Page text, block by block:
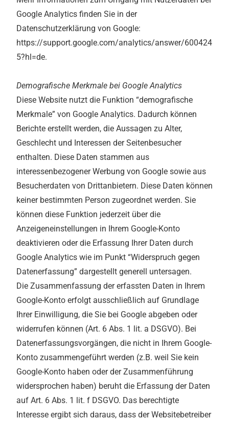
Google Analytics finden Sie in der
Datenschutzerklärung von Google:
https://support.google.com/analytics/answer/600424
5?hl=de.
Demografische Merkmale bei Google Analytics
Diese Website nutzt die Funktion “demografische
Merkmale” von Google Analytics. Dadurch können
Berichte erstellt werden, die Aussagen zu Alter,
Geschlecht und Interessen der Seitenbesucher
enthalten. Diese Daten stammen aus
interessenbezogener Werbung von Google sowie aus
Besucherdaten von Drittanbietern. Diese Daten können
keiner bestimmten Person zugeordnet werden. Sie
können diese Funktion jederzeit über die
Anzeigeneinstellungen in Ihrem Google-Konto
deaktivieren oder die Erfassung Ihrer Daten durch
Google Analytics wie im Punkt “Widerspruch gegen
Datenerfassung” dargestellt generell untersagen.
Die Zusammenfassung der erfassten Daten in Ihrem
Google-Konto erfolgt ausschließlich auf Grundlage
Ihrer Einwilligung, die Sie bei Google abgeben oder
widerrufen können (Art. 6 Abs. 1 lit. a DSGVO). Bei
Datenerfassungsvorgängen, die nicht in Ihrem Google-
Konto zusammengeführt werden (z.B. weil Sie kein
Google-Konto haben oder der Zusammenführung
widersprochen haben) beruht die Erfassung der Daten
auf Art. 6 Abs. 1 lit. f DSGVO. Das berechtigte
Interesse ergibt sich daraus, dass der Websitebetreiber